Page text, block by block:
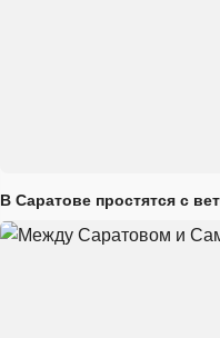
В Саратове простятся с